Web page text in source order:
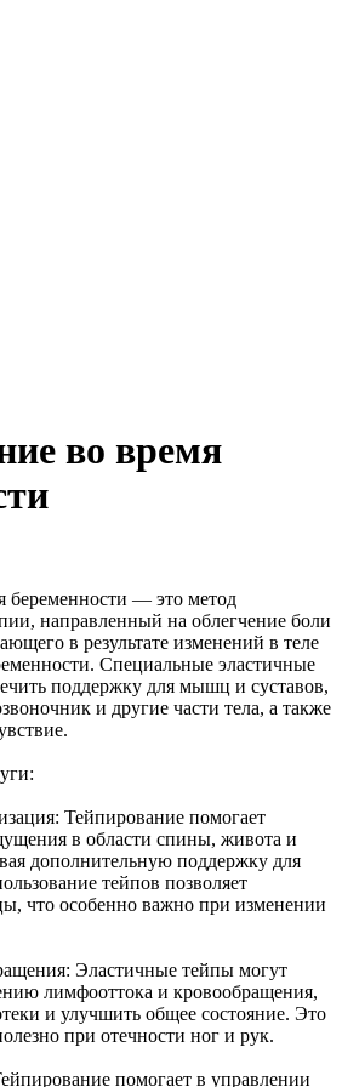
во время
беременности — это метод
направленный на облегчение боли
в результате изменений в теле
Специальные эластичные
поддержку для мышц и суставов,
и другие части тела, а также
Тейпирование помогает
в области спины, живота и
дополнительную поддержку для
тейпов позволяет
что особенно важно при изменении
Эластичные тейпы могут
лимфооттока и кровообращения,
и улучшить общее состояние. Это
при отечности ног и рук.
помогает в управлении